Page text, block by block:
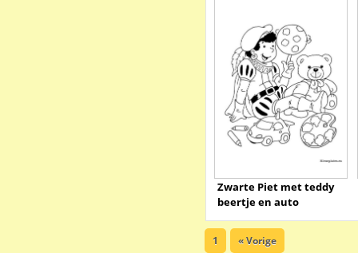
Zwarte Piet met teddy
beertje en auto
1 « Vorige